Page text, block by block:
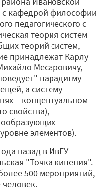
с кафедрой философии
педагогического с
теория систем
теорий систем,
принадлежат Карлу
Месаровичу,
парадигму
а систему
– концептуальном
свойства),
элементов).
назад в ИвГУ
"Точка кипения".
500 мероприятий,
человек.